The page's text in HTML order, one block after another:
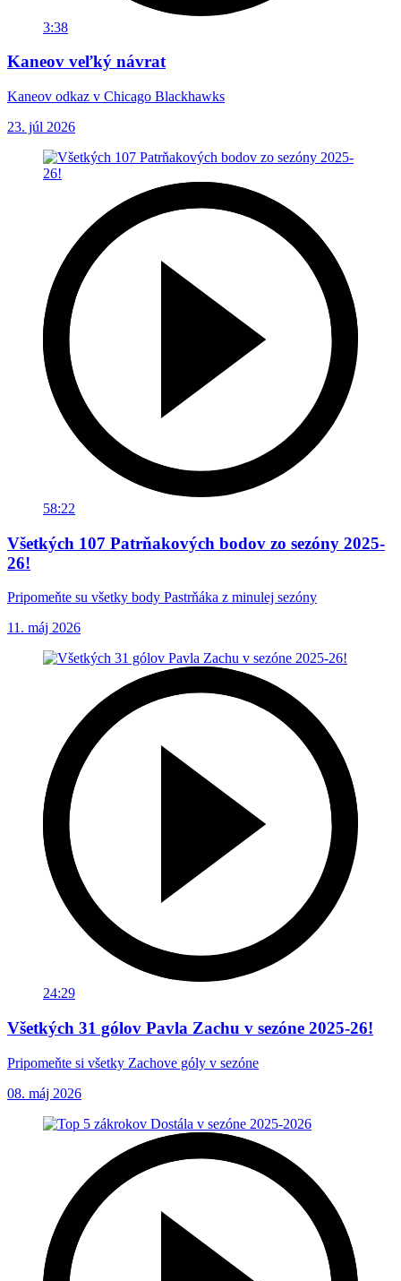
3:38
Kaneov veľký návrat
Kaneov odkaz v Chicago Blackhawks
23. júl 2026
58:22
Všetkých 107 Patrňakových bodov zo sezóny 2025-
26!
Pripomeňte su všetky body Pastrňáka z minulej sezóny
11. máj 2026
24:29
Všetkých 31 gólov Pavla Zachu v sezóne 2025-26!
Pripomeňte si všetky Zachove góly v sezóne
08. máj 2026